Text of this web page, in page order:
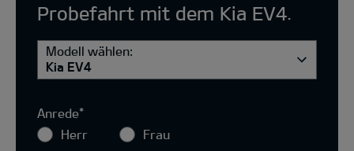
Probefahrt mit dem Kia EV4.
Modell wählen:
Kia EV4
Anrede*
Herr
Frau